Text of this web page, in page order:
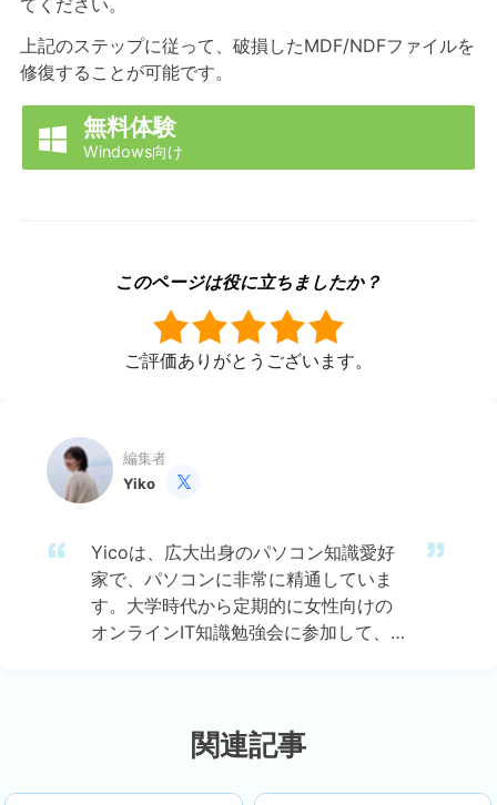
てください。
上記のステップに従って、破損したMDF/NDFファイルを
修復することが可能です。
 無料体験
Windows向け
このページは役に立ちましたか？
ご評価ありがとうございます。
編集者
Yiko

Yicoは、広大出身のパソコン知識愛好
家で、パソコンに非常に精通していま
す。大学時代から定期的に女性向けの
オンラインIT知識勉強会に参加して、
ータ復元、データバックアップ、パー
ティション管理、オーディオとビデオ
編集などの分野で活躍しています。 い
関連記事